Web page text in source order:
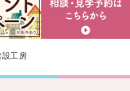
工房